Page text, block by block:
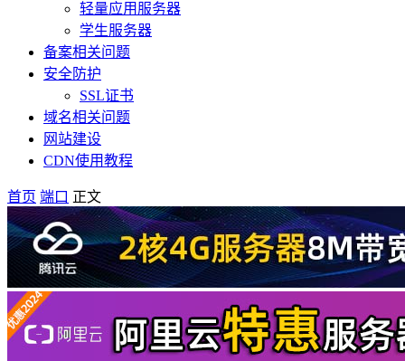
轻量应用服务器
学生服务器
备案相关问题
安全防护
SSL证书
域名相关问题
网站建设
CDN使用教程
首页 端口 正文